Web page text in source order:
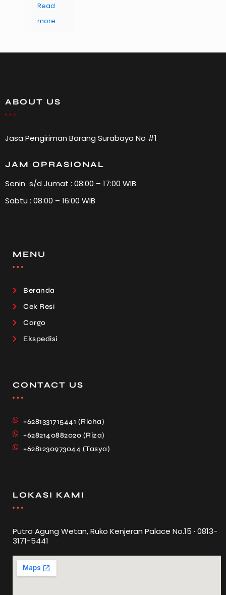
Read
more
ABOUT US
Jasa Pengiriman Barang Surabaya No #1
JAM OPRASIONAL
Senin s/d Jumat : 08:00 – 17:00 WIB
Sabtu : 08:00 – 16:00 WIB
MENU
Beranda
Cek Resi
Cargo
Ekspedisi
CONTACT US
+6281331715441 (Richa)
+6282140882020 (Riza)
+6281230973044 (Tasya)
LOKASI KAMI
Putro Agung Wetan, Ruko Kenjeran Palace No.15 · 0813-
3171-5441